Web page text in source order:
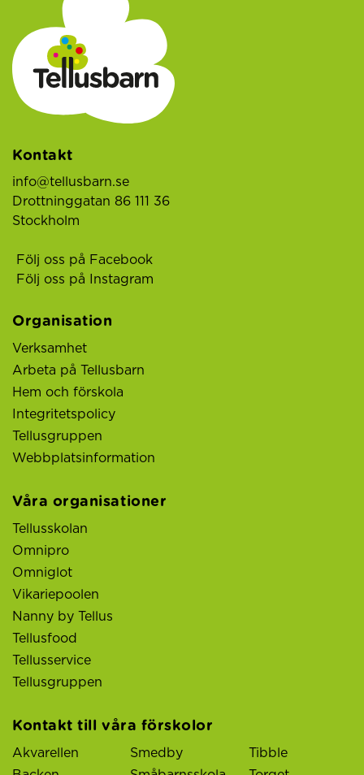
Kontakt
info@tellusbarn.se
Drottninggatan 86 111 36
Stockholm
Följ oss på Facebook
Följ oss på Instagram
Organisation
Verksamhet
Arbeta på Tellusbarn
Hem och förskola
Integritetspolicy
Tellusgruppen
Webbplatsinformation
Våra organisationer
Tellusskolan
Omnipro
Omniglot
Vikariepoolen
Nanny by Tellus
Tellusfood
Tellusservice
Tellusgruppen
Kontakt till våra förskolor
Akvarellen
Smedby
Tibble